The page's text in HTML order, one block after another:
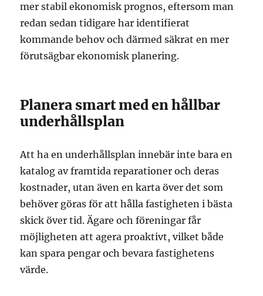
mer stabil ekonomisk prognos, eftersom man
redan sedan tidigare har identifierat
kommande behov och därmed säkrat en mer
förutsägbar ekonomisk planering.
Planera smart med en hållbar
underhållsplan
Att ha en underhållsplan innebär inte bara en
katalog av framtida reparationer och deras
kostnader, utan även en karta över det som
behöver göras för att hålla fastigheten i bästa
skick över tid. Ägare och föreningar får
möjligheten att agera proaktivt, vilket både
kan spara pengar och bevara fastighetens
värde.